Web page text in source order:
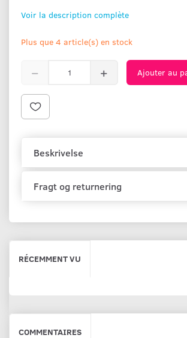
Voir la description complète
Plus que 4 article(s) en stock
Ajouter au
Beskrivelse
Fragt og returnering
RÉCEMMENT VU
COMMENTAIRES